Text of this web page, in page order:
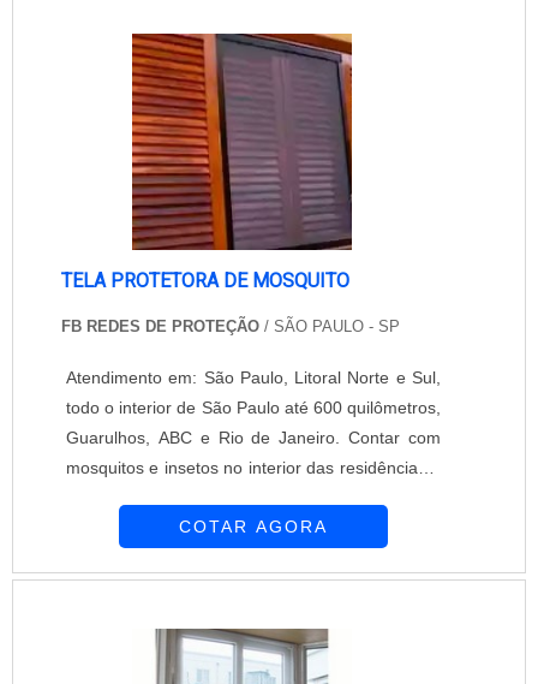
16046-1:2012, que determinam redes com
perímetro máximo de ....
TELA PROTETORA DE MOSQUITO
FB REDES DE PROTEÇÃO / SÃO PAULO - SP
Atendimento em: São Paulo, Litoral Norte e Sul,
todo o interior de São Paulo até 600 quilômetros,
Guarulhos, ABC e Rio de Janeiro. Contar com
mosquitos e insetos no interior das residências é
de distribuir bactérias, estes visitantes são um
entrada nas residências. E....
COTAR AGORA